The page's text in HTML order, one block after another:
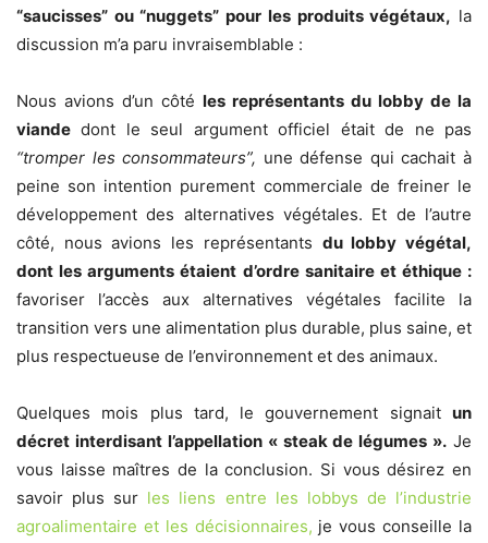
“saucisses” ou “nuggets” pour les produits végétaux, la
discussion m’a paru invraisemblable :
Nous avions d’un côté les représentants du lobby de la
viande dont le seul argument officiel était de ne pas
“tromper les consommateurs”, une défense qui cachait à
peine son intention purement commerciale de freiner le
développement des alternatives végétales. Et de l’autre
côté, nous avions les représentants du lobby végétal,
dont les arguments étaient d’ordre sanitaire et éthique :
favoriser l’accès aux alternatives végétales facilite la
transition vers une alimentation plus durable, plus saine, et
plus respectueuse de l’environnement et des animaux.
Quelques mois plus tard, le gouvernement signait un
décret interdisant l’appellation « steak de légumes ». Je
vous laisse maîtres de la conclusion. Si vous désirez en
savoir plus sur les liens entre les lobbys de l’industrie
agroalimentaire et les décisionnaires, je vous conseille la